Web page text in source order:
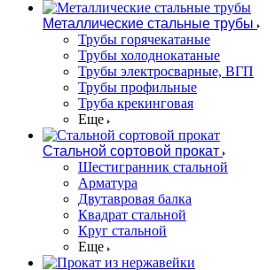
Металлические стальные трубы
Трубы горячекатаные
Трубы холоднокатаные
Трубы электросварные, ВГП
Трубы профильные
Труба крекинговая
Еще
Стальной сортовой прокат
Шестигранник стальной
Арматура
Двутавровая балка
Квадрат стальной
Круг стальной
Еще